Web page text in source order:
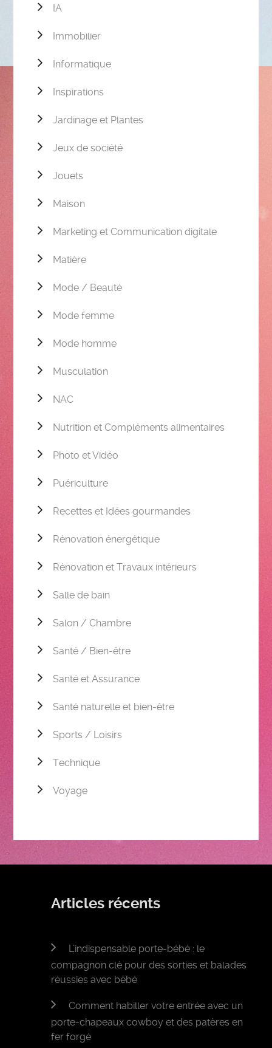
IA
Immobilier
Informatique
Inspirations
Jardinage et Plantes
Jeux de société
Jouets
Maison
Marketing et Communication digitale
Matière
Mode / Beauté
Mode femme
Mode homme
Musculation
NAC
Nutrition et Compléments alimentaires
Photo et Vidéo
Puériculture
Recettes et Idées gourmandes
Rénovation énergétique
Rénovation et Travaux intérieurs
Salle de bain
Salon / Chambre
Santé / Bien-être
Santé et Assurance
Santé naturelle et bien-être
Sports / Loisirs
Technique
Voyage
Articles récents
L’indispensable porte-bébé : le
compagnon clé pour des sorties et balades
réussies avec bébé
Comment habiller votre entrée avec un
porte-chapeaux cowboy et des patères en
fer forgé